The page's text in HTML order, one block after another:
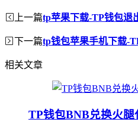
上一篇tp苹果下载-TP钱包退
下一篇tp钱包苹果手机下载-
相关文章
TP钱包BNB兑换火